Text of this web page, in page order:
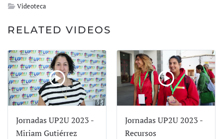
Videoteca
RELATED VIDEOS
Jornadas UP2U 2023 -
Miriam Gutiérrez
Jornadas UP2U 2023 -
Recursos